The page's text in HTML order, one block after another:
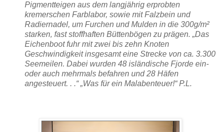
Pigmentteigen aus dem langjährig erprobten
kremerschen Farblabor, sowie mit Falzbein und
Radiernadel, um Furchen und Mulden in die 300g/m²
starken, fast stoffhaften Büttenbögen zu prägen. „Das
Eichenboot fuhr mit zwei bis zehn Knoten
Geschwindigkeit insgesamt eine Strecke von ca. 3.300
Seemeilen. Dabei wurden 48 isländische Fjorde ein-
oder auch mehrmals befahren und 28 Häfen
angesteuert. . .“ „Was für ein Malabenteuer!“ P.L.